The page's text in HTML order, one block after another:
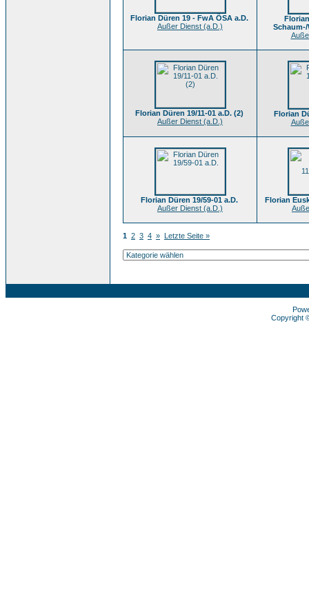
Florian Düren 19 - FwA ÖSA a.D.
Außer Dienst (a.D.)
Schaum-/
Florian Düren 19/11-01 a.D. (2)
Außer Dienst (a.D.)
Florian
Florian Düren 19/59-01 a.D.
Außer Dienst (a.D.)
Florian
1 2 3 4 » Letzte Seite »
Copyright